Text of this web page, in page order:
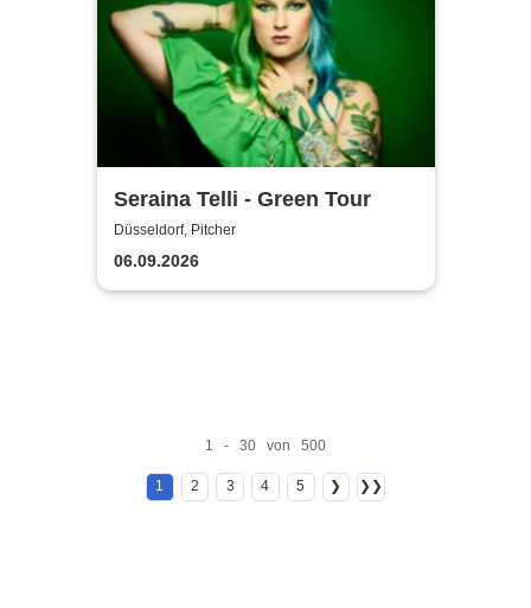
Seraina Telli - Green Tour
Düsseldorf, Pitcher
06.09.2026
1 - 30 von 500
1 2 3 4 5 ❯ ❯❯